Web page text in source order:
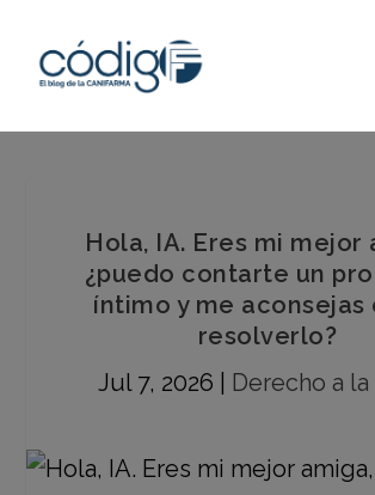
Hola, IA. Eres mi mejor
¿puedo contarte un
íntimo y me aconsejas
resolverlo?
Jul 7, 2026
Derecho a